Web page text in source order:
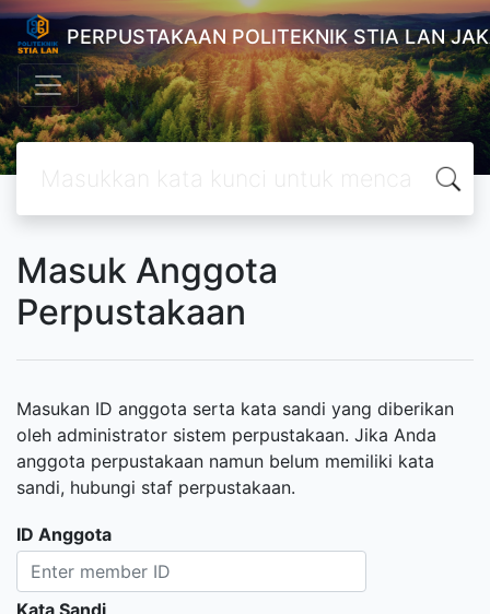
PERPUSTAKAAN POLITEKNIK STIA LAN
Masuk Anggota
Perpustakaan
Masukan ID anggota serta kata sandi yang diberikan
oleh administrator sistem perpustakaan. Jika Anda
anggota perpustakaan namun belum memiliki kata
sandi, hubungi staf perpustakaan.
ID Anggota
Kata Sandi